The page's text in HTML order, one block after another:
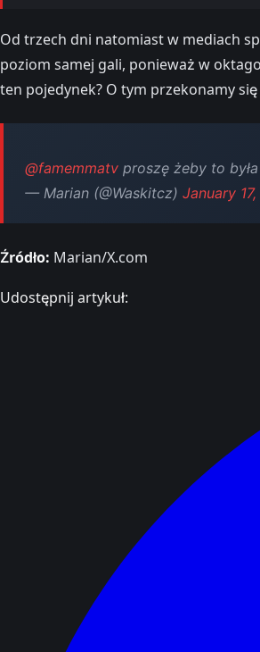
Od trzech dni natomiast w mediach
poziom samej gali, ponieważ w
ten pojedynek? O tym przekonamy
@famemmatv proszę żeby to
— Marian (@Waskitcz) January
Źródło: Marian/X.com
Udostępnij artykuł: